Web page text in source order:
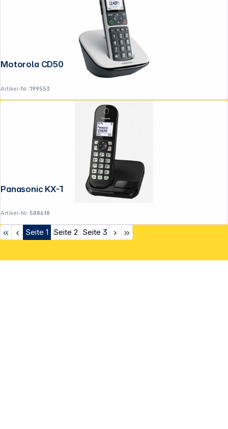
Motorola CD5001 weiß
Artikel-Nr.:199553
Panasonic KX-TGC450GB schwarz
Artikel-Nr.:588618
Seite 1 Seite 2 Seite 3
Copyright © 2001 - 2026 DGH - Alle Rechte vorbehalten.